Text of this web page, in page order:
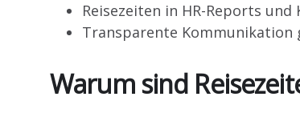
Reisezeiten in HR-Reports
Transparente
Warum sind